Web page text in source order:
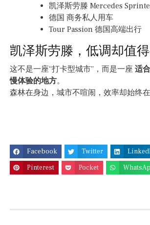
凯泽斯劳滕 Mercedes
德国 商务私人用车
Tour Passion 德国高端出行
凯泽斯劳滕，低调却值
这不是一座“打卡型城市”，而是一座 适
慢体验的地方。
森林在身边，城市不喧闹，效率却始终在
Facebook Twitter
Pinterest
Pocket